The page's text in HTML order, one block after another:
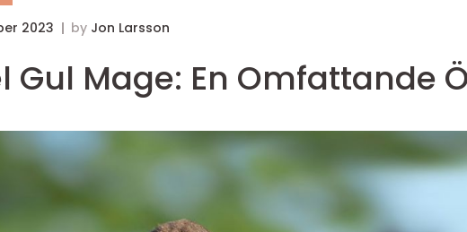
2023 by Jon Larsson
Gul Mage: En Omfattande